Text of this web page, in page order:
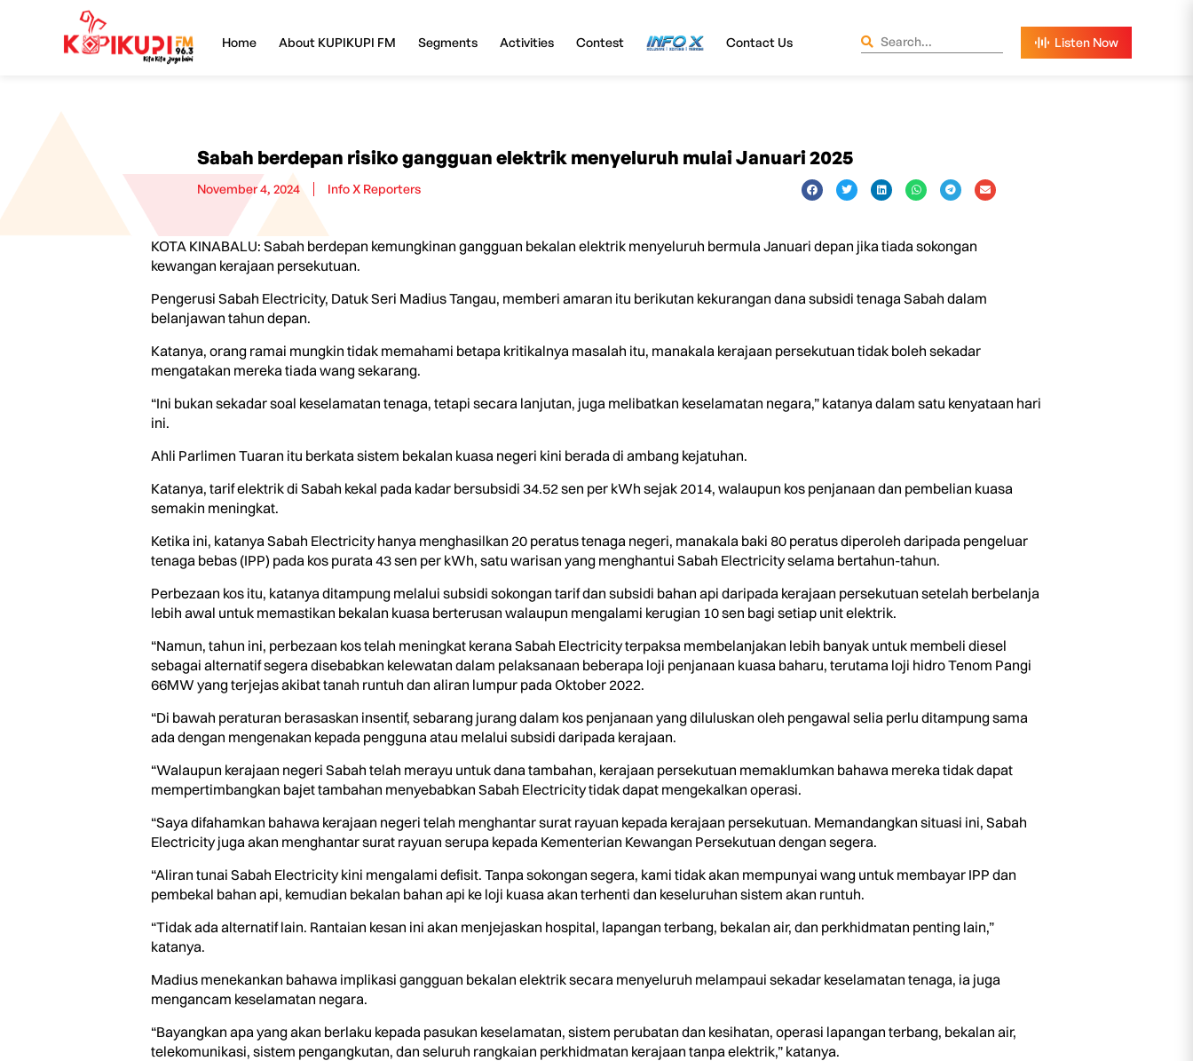
Home About KUPIKUPI FM Segments Activities Contest InfoX Contact Us
Sabah berdepan risiko gangguan elektrik menyeluruh mulai Januari 2025
November 4, 2024 Info X Reporters
KOTA KINABALU: Sabah berdepan kemungkinan gangguan bekalan elektrik menyeluruh bermula Januari depan jika tiada sokongan
kewangan kerajaan persekutuan.
Pengerusi Sabah Electricity, Datuk Seri Madius Tangau, memberi amaran itu berikutan kekurangan dana subsidi tenaga Sabah dalam
belanjawan tahun depan.
Katanya, orang ramai mungkin tidak memahami betapa kritikalnya masalah itu, manakala kerajaan persekutuan tidak boleh sekadar
mengatakan mereka tiada wang sekarang.
“Ini bukan sekadar soal keselamatan tenaga, tetapi secara lanjutan, juga melibatkan keselamatan negara,” katanya dalam satu kenyataan hari
ini.
Ahli Parlimen Tuaran itu berkata sistem bekalan kuasa negeri kini berada di ambang kejatuhan.
Katanya, tarif elektrik di Sabah kekal pada kadar bersubsidi 34.52 sen per kWh sejak 2014, walaupun kos penjanaan dan pembelian kuasa
semakin meningkat.
Ketika ini, katanya Sabah Electricity hanya menghasilkan 20 peratus tenaga negeri, manakala baki 80 peratus diperoleh daripada pengeluar
tenaga bebas (IPP) pada kos purata 43 sen per kWh, satu warisan yang menghantui Sabah Electricity selama bertahun-tahun.
Perbezaan kos itu, katanya ditampung melalui subsidi sokongan tarif dan subsidi bahan api daripada kerajaan persekutuan setelah berbelanja
lebih awal untuk memastikan bekalan kuasa berterusan walaupun mengalami kerugian 10 sen bagi setiap unit elektrik.
“Namun, tahun ini, perbezaan kos telah meningkat kerana Sabah Electricity terpaksa membelanjakan lebih banyak untuk membeli diesel
sebagai alternatif segera disebabkan kelewatan dalam pelaksanaan beberapa loji penjanaan kuasa baharu, terutama loji hidro Tenom Pangi
66MW yang terjejas akibat tanah runtuh dan aliran lumpur pada Oktober 2022.
“Di bawah peraturan berasaskan insentif, sebarang jurang dalam kos penjanaan yang diluluskan oleh pengawal selia perlu ditampung sama
ada dengan mengenakan kepada pengguna atau melalui subsidi daripada kerajaan.
“Walaupun kerajaan negeri Sabah telah merayu untuk dana tambahan, kerajaan persekutuan memaklumkan bahawa mereka tidak dapat
mempertimbangkan bajet tambahan menyebabkan Sabah Electricity tidak dapat mengekalkan operasi.
“Saya difahamkan bahawa kerajaan negeri telah menghantar surat rayuan kepada kerajaan persekutuan. Memandangkan situasi ini, Sabah
Electricity juga akan menghantar surat rayuan serupa kepada Kementerian Kewangan Persekutuan dengan segera.
“Aliran tunai Sabah Electricity kini mengalami defisit. Tanpa sokongan segera, kami tidak akan mempunyai wang untuk membayar IPP dan
pembekal bahan api, kemudian bekalan bahan api ke loji kuasa akan terhenti dan keseluruhan sistem akan runtuh.
“Tidak ada alternatif lain. Rantaian kesan ini akan menjejaskan hospital, lapangan terbang, bekalan air, dan perkhidmatan penting lain,”
katanya.
Madius menekankan bahawa implikasi gangguan bekalan elektrik secara menyeluruh melampaui sekadar keselamatan tenaga, ia juga
mengancam keselamatan negara.
“Bayangkan apa yang akan berlaku kepada pasukan keselamatan, sistem perubatan dan kesihatan, operasi lapangan terbang, bekalan air,
telekomunikasi, sistem pengangkutan, dan seluruh rangkaian perkhidmatan kerajaan tanpa elektrik,” katanya.